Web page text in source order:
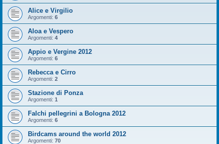
Alice e Virgilio
Argomenti: 6
Aloa e Vespero
Argomenti: 4
Appio e Vergine 2012
Argomenti: 6
Rebecca e Cirro
Argomenti: 2
Stazione di Ponza
Argomenti: 1
Falchi pellegrini a Bologna 2012
Argomenti: 6
Birdcams around the world 2012
Argomenti: 70